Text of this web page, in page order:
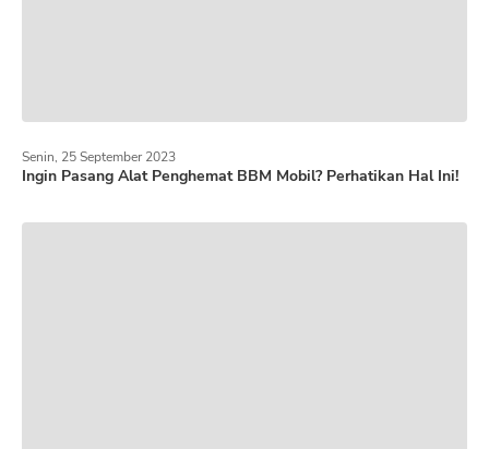
Ingin Pasang Alat Penghemat BBM Mobil? Perhatikan Hal Ini!
Senin, 25 September 2023